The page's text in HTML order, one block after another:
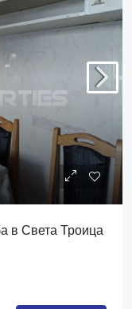
в Света Троица